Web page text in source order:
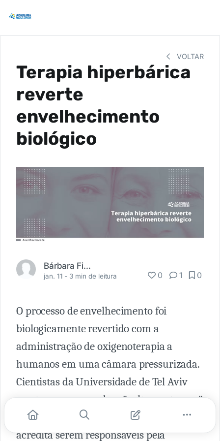
VOLTAR
Terapia hiperbárica
reverte
envelhecimento
biológico
Bárbara Figueiredo
jan. 11 - 3 min de leitura 0 1 0
O processo de envelhecimento foi
biologicamente revertido com a
administração de oxigenoterapia a
humanos em uma câmara pressurizada.
Cientistas da Universidade de Tel Aviv
mostraram que podem "voltar no tempo"
em duas áreas principais do corpo que se
acredita serem responsáveis pela